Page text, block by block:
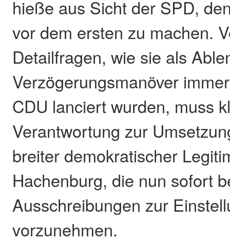
hieße aus Sicht der SPD,
vor dem ersten zu machen.
Detailfragen, wie sie als
Verzögerungsmanöver
CDU lanciert wurden, muss
Verantwortung zur
breiter demokratischer
Hachenburg, die nun sofort
Ausschreibungen zur
vorzunehmen.